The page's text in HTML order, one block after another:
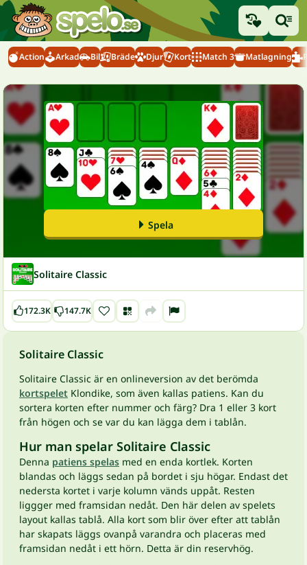
Action Arkad Bil Bräde Djur Kort Match 3 Matlagning
Spela
Solitaire Classic
172.3K 147.7K
Solitaire Classic
Solitaire Classic är en onlineversion av det berömda
kortspelet Klondike, som även kallas patiens. Kan du
sortera korten efter nummer och färg? Dra 1 eller 3 kort
från högen och se var du kan lägga dem i tablån.
Hur man spelar Solitaire Classic
Denna patiens spelas med en enda kortlek. Korten
blandas och läggs sedan på bordet i sju högar. Endast det
nedersta kortet i varje kolumn vänds uppåt. Resten
liggger med framsidan nedåt. Den här delen av spelets
layout kallas tablå. Alla kort som blir över efter att tablån
har skapats läggs ovanpå varandra och placeras med
framsidan nedåt i ett hörn. Detta är din reservhög.